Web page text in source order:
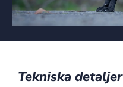
Tekniska detaljer